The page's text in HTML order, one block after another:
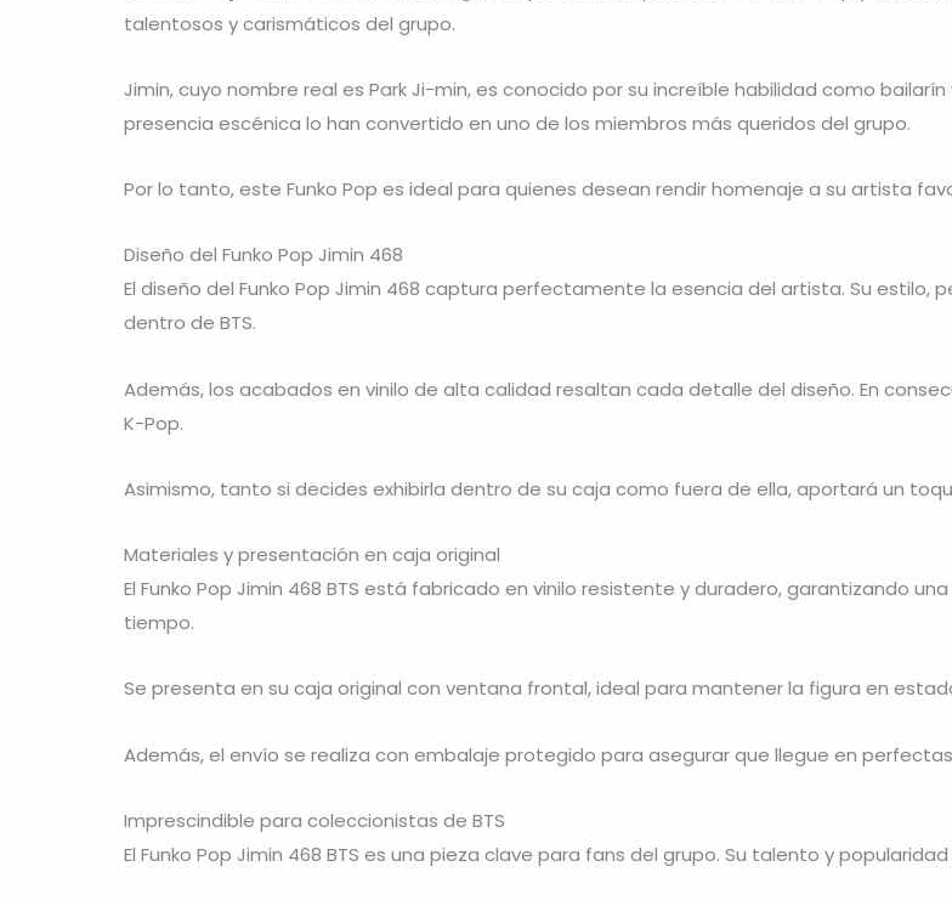
talentosos y carismáticos del grupo.
Jimin, cuyo nombre real es Park Ji-min, es conocido por su increíble habilidad como
presencia escénica lo han convertido en uno de los miembros más queridos del grupo.
Por lo tanto, este Funko Pop es ideal para quienes desean rendir homenaje a su artista
Diseño del Funko Pop Jimin 468
El diseño del Funko Pop Jimin 468 captura perfectamente la esencia del artista. Su
dentro de BTS.
Además, los acabados en vinilo de alta calidad resaltan cada detalle del diseño. En
K-Pop.
Asimismo, tanto si decides exhibirla dentro de su caja como fuera de ella, aportará un
Materiales y presentación en caja original
El Funko Pop Jimin 468 BTS está fabricado en vinilo resistente y duradero, garantizando
tiempo.
Se presenta en su caja original con ventana frontal, ideal para mantener la figura en
Además, el envío se realiza con embalaje protegido para asegurar que llegue en
Imprescindible para coleccionistas de BTS
El Funko Pop Jimin 468 BTS es una pieza clave para fans del grupo. Su talento y